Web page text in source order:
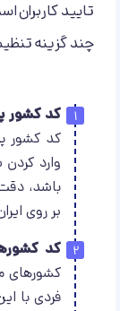
تایید کاربران
چند گزینه
کد
کد کشور
وارد
باشد،
بر روی
کد
کشور‌های
فردی با